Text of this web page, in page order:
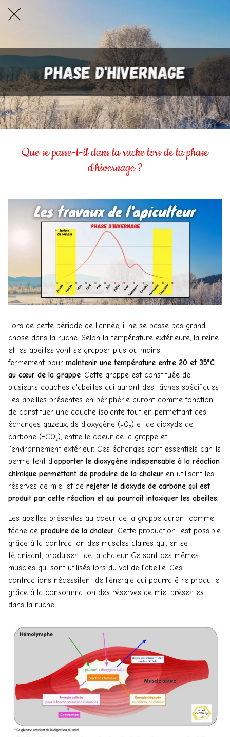
Que se passe-t-il dans la ruche lors de la phase
d'hivernage ?
Lors de cette période de l'année, il ne se passe pas grand
chose dans la ruche. Selon la température extérieure, la reine
et les abeilles vont se grapper plus ou moins
fermement pour maintenir une température entre 20 et 35°C
au cœur de la grappe . Cette grappe est constituée de
plusieurs couches d'abeilles qui auront des tâches spécifiques.
Les abeilles présentes en périphérie auront comme fonction
de constituer une couche isolante tout en permettant des
échanges gazeux, de dioxygène (=O₂) et de dioxyde de
carbone (=CO₂), entre le coeur de la grappe et
l'environnement extérieur. Ces échanges sont essentiels car ils
permettent d'apporter le dioxygène indispensable à la réaction
chimique permettant de produire de la chaleur en utilisant les
réserves de miel et de rejeter le dioxyde de carbone qui est
produit par cette réaction et qui pourrait intoxiquer les abeilles.
Les abeilles présentes au coeur de la grappe auront comme
tâche de produire de la chaleur . Cette production est possible
grâce à la contraction des muscles alaires qui, en se
tétanisant, produisent de la chaleur. Ce sont ces mêmes
muscles qui sont utilisés lors du vol de l’abeille. Ces
contractions nécessitent de l’énergie qui pourra être produite
grâce à la consommation des réserves de miel présentes
dans la ruche.